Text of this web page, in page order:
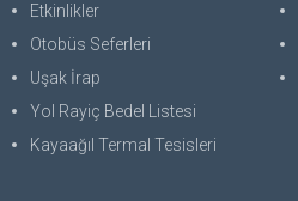
Etkinlikler
Otobüs Seferleri
Uşak İrap
Yol Rayiç Bedel Listesi
Kayaağıl Termal Tesisleri